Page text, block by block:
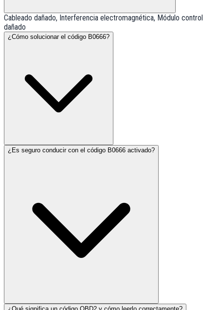
Cableado dañado, Interferencia electromagnética, Módulo control
dañado
¿Cómo solucionar el código B0666?
¿Es seguro conducir con el código B0666 activado?